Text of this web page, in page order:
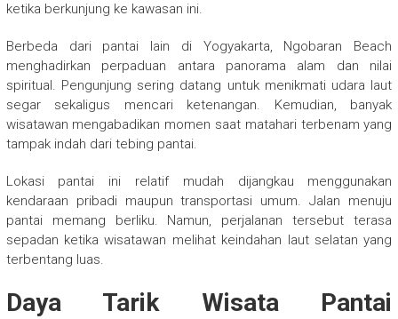
ketika berkunjung ke kawasan ini.
Berbeda dari pantai lain di Yogyakarta, Ngobaran Beach
menghadirkan perpaduan antara panorama alam dan nilai
spiritual. Pengunjung sering datang untuk menikmati udara laut
segar sekaligus mencari ketenangan. Kemudian, banyak
wisatawan mengabadikan momen saat matahari terbenam yang
tampak indah dari tebing pantai.
Lokasi pantai ini relatif mudah dijangkau menggunakan
kendaraan pribadi maupun transportasi umum. Jalan menuju
pantai memang berliku. Namun, perjalanan tersebut terasa
sepadan ketika wisatawan melihat keindahan laut selatan yang
terbentang luas.
Daya Tarik Wisata Pantai